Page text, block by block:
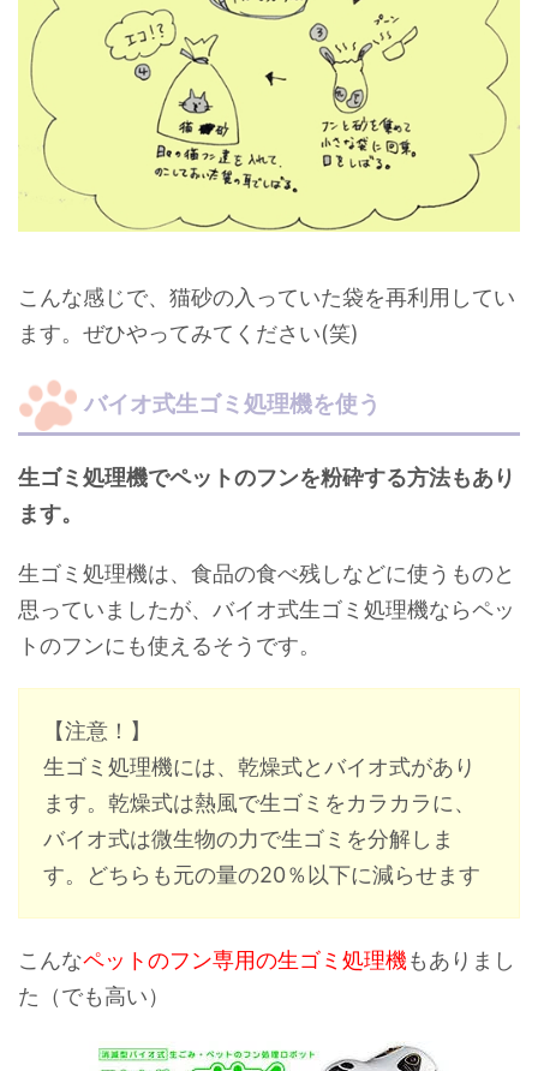
こんな感じで、猫砂の入っていた袋を再利用してい
ます。ぜひやってみてください(笑)
バイオ式生ゴミ処理機を使う
生ゴミ処理機でペットのフンを粉砕する方法もあり
ます。
生ゴミ処理機は、食品の食べ残しなどに使うものと
思っていましたが、バイオ式生ゴミ処理機ならペッ
トのフンにも使えるそうです。
【注意！】
生ゴミ処理機には、乾燥式とバイオ式があり
ます。乾燥式は熱風で生ゴミをカラカラに、
バイオ式は微生物の力で生ゴミを分解しま
す。どちらも元の量の20％以下に減らせます
こんなペットのフン専用の生ゴミ処理機もありまし
た（でも高い）